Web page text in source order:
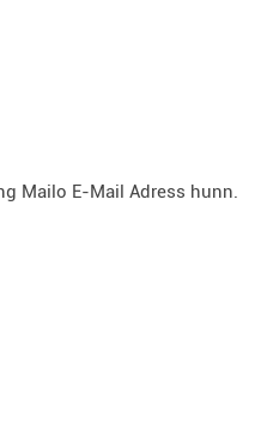
Mailo E-Mail Adress hunn.